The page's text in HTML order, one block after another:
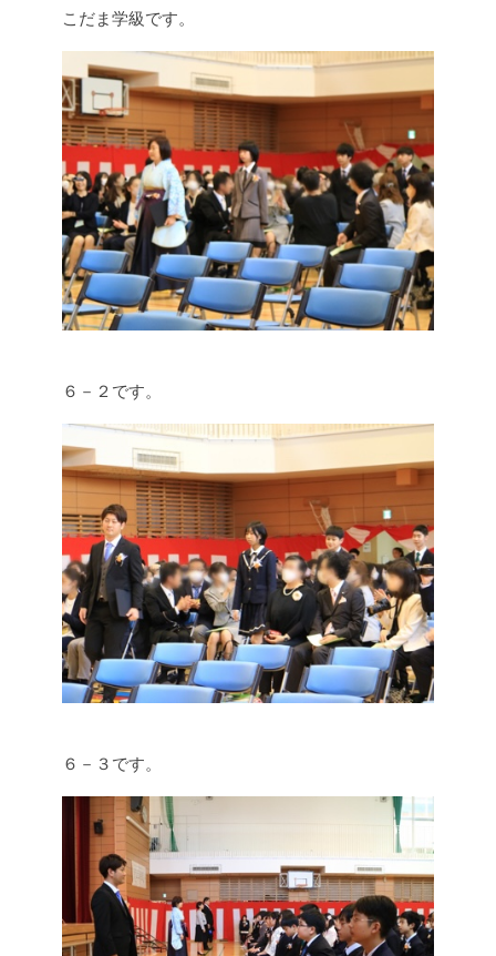
こだま学級です。
６－２です。
６－３です。